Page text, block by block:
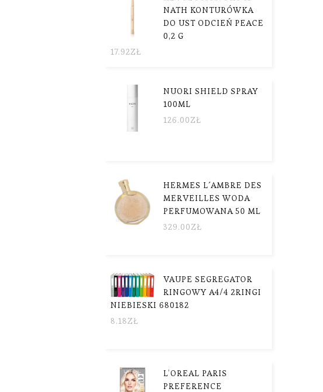
NATH KONTURÓWKA
DO UST ODCIEŃ PEACE
0,2 G
17.92ZŁ
NUORI SHIELD SPRAY
100ML
126.00ZŁ
HERMES L´AMBRE DES
MERVEILLES WODA
PERFUMOWANA 50 ML
329.00ZŁ
VAUPE SEGREGATOR
RINGOWY A4/4 2RINGI
NIEBIESKI 680182
8.18ZŁ
L’OREAL PARIS
PREFERENCE